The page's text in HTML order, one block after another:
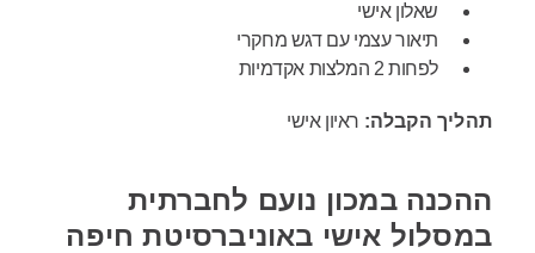
שאלון אישי
תיאור עצמי עם דגש מחקרי
לפחות 2 המלצות אקדמיות
תהליך הקבלה: ראיון אישי
ההכנה במכון נועם לחברתית
במסלול אישי באוניברסיטת חיפה